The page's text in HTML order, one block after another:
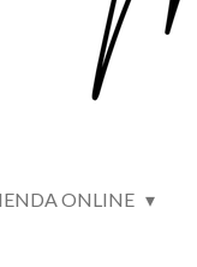
ONLINE